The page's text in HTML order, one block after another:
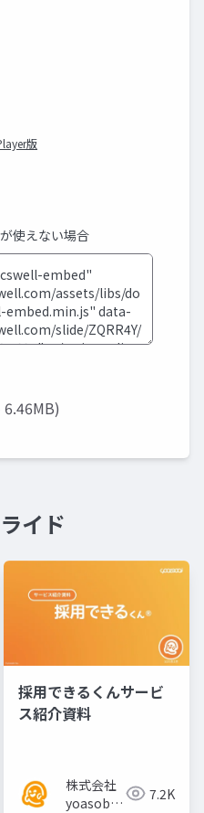
版
使えない場合
イド
採用できるくんサービ
ス紹介資料
株式会社
yoasobi
7.2K